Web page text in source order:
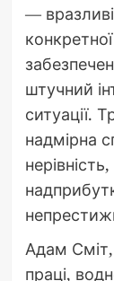
—
штучний
ситуації.
надмірна
Адам
праці,